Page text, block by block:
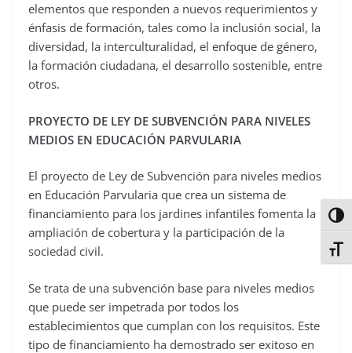
elementos que responden a nuevos requerimientos y
énfasis de formación, tales como la inclusión social, la
diversidad, la interculturalidad, el enfoque de género,
la formación ciudadana, el desarrollo sostenible, entre
otros.
PROYECTO DE LEY DE SUBVENCIÓN PARA NIVELES
MEDIOS EN EDUCACIÓN PARVULARIA
El proyecto de Ley de Subvención para niveles medios
en Educación Parvularia que crea un sistema de
financiamiento para los jardines infantiles fomenta la
ampliación de cobertura y la participación de la
sociedad civil.
Se trata de una subvención base para niveles medios
que puede ser impetrada por todos los
establecimientos que cumplan con los requisitos. Este
tipo de financiamiento ha demostrado ser exitoso en